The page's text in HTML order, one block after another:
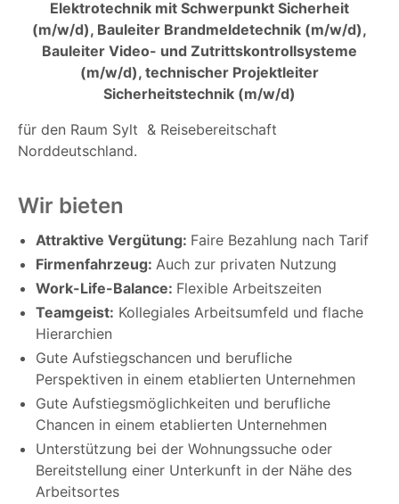
Elektrotechnik mit Schwerpunkt Sicherheit
(m/w/d), Bauleiter Brandmeldetechnik (m/w/d),
Bauleiter Video- und Zutrittskontrollsysteme
(m/w/d), technischer Projektleiter
Sicherheitstechnik (m/w/d)
für den Raum Sylt & Reisebereitschaft
Norddeutschland.
Wir bieten
Attraktive Vergütung: Faire Bezahlung nach Tarif
Firmenfahrzeug: Auch zur privaten Nutzung
Work-Life-Balance: Flexible Arbeitszeiten
Teamgeist: Kollegiales Arbeitsumfeld und flache
Hierarchien
Gute Aufstiegschancen und berufliche
Perspektiven in einem etablierten Unternehmen
Gute Aufstiegsmöglichkeiten und berufliche
Chancen in einem etablierten Unternehmen
Unterstützung bei der Wohnungssuche oder
Bereitstellung einer Unterkunft in der Nähe des
Arbeitsortes